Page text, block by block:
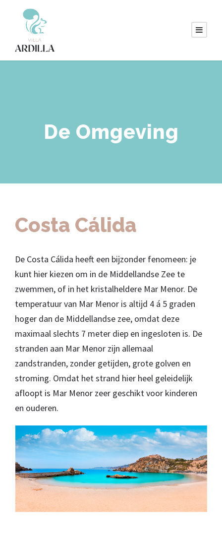
De Omgeving
Costa Cálida
De Costa Cálida heeft een bijzonder fenomeen: je
kunt hier kiezen om in de Middellandse Zee te
zwemmen, of in het kristalheldere Mar Menor. De
temperatuur van Mar Menor is altijd 4 á 5 graden
hoger dan de Middellandse zee, omdat deze
maximaal slechts 7 meter diep en ingesloten is. De
stranden aan Mar Menor zijn allemaal
zandstranden, zonder getijden, grote golven en
stroming. Omdat het strand hier heel geleidelijk
afloopt is Mar Menor zeer geschikt voor kinderen
en ouderen.